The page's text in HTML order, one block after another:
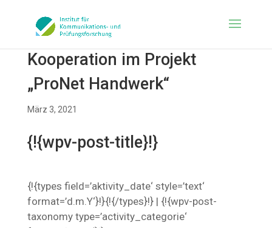
Kooperation im Projekt
„ProNet Handwerk“
März 3, 2021
{!{wpv-post-title}!}
{!{types field=’aktivity_date‘ style=’text‘
format=’d.m.Y‘}!}{!{/types}!} | {!{wpv-post-
taxonomy type=’activity_categorie‘